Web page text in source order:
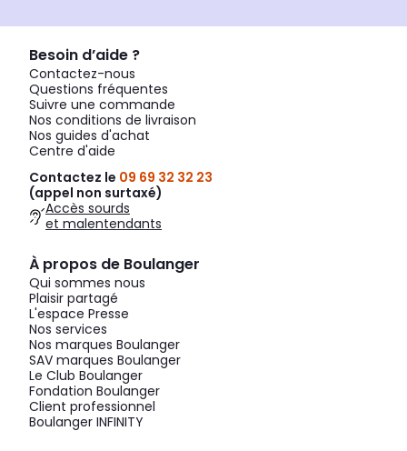
Besoin d’aide ?
Contactez-nous
Questions fréquentes
Suivre une commande
Nos conditions de livraison
Nos guides d'achat
Centre d'aide
Contactez le 09 69 32 32 23
(appel non surtaxé)
Accès sourds
et malentendants
À propos de Boulanger
Qui sommes nous
Plaisir partagé
L'espace Presse
Nos services
Nos marques Boulanger
SAV marques Boulanger
Le Club Boulanger
Fondation Boulanger
Client professionnel
Boulanger INFINITY